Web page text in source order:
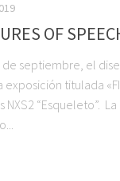
OF
de septiembre, el
titulada
NXS2 “Esqueleto”.